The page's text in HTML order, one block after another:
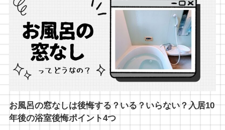
お風呂の窓なしは後悔する？いる？いらない？入居10
年後の浴室後悔ポイント4つ